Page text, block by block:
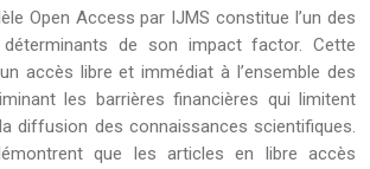
Open Access par IJMS constitue l’un des
de son impact factor. Cette
accès libre et immédiat à l’ensemble des
les barrières financières qui limitent
diffusion des connaissances scientifiques.
que les articles en libre accès